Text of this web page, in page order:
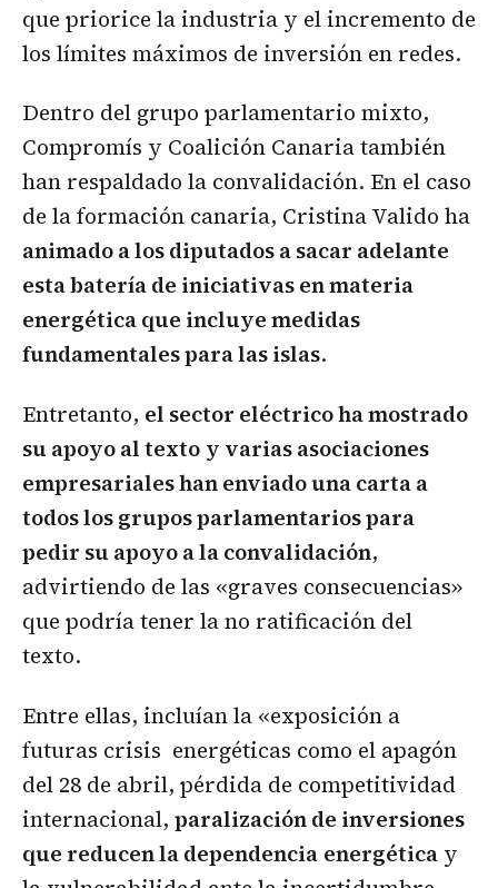
que priorice la industria y el incremento de
los límites máximos de inversión en redes.
Dentro del grupo parlamentario mixto,
Compromís y Coalición Canaria también
han respaldado la convalidación. En el caso
de la formación canaria, Cristina Valido ha
animado a los diputados a sacar adelante
esta batería de iniciativas en materia
energética que incluye medidas
fundamentales para las islas.
Entretanto, el sector eléctrico ha mostrado
su apoyo al texto y varias asociaciones
empresariales han enviado una carta a
todos los grupos parlamentarios para
pedir su apoyo a la convalidación,
advirtiendo de las «graves consecuencias»
que podría tener la no ratificación del
texto.
Entre ellas, incluían la «exposición a
futuras crisis energéticas como el apagón
del 28 de abril, pérdida de competitividad
internacional, paralización de inversiones
que reducen la dependencia energética y